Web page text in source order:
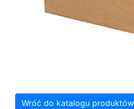
Wróć do katalogu produktów